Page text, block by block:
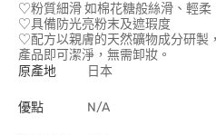
♡粉質細滑 如棉花糖般絲滑、輕柔
♡具備防光亮粉末及遮瑕度
♡配方以親膚的天然礦物成分研製
產品即可潔淨，無需卸妝。
原產地
日本
優點 N/A